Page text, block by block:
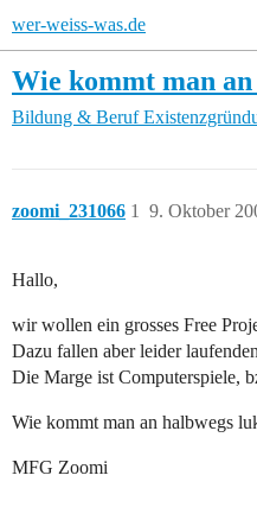
wer-weiss-was.de
Wie kommt man
Bildung & Beruf
zoomi_231066 9. Oktober
1
Hallo,
wir wollen ein grosses Free
Dazu fallen aber leider
Die Marge ist Computerspiele,
Wie kommt man an halbwegs
MFG Zoomi